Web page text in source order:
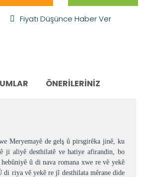
Fiyatı Düşünce Haber Ver
ÖNERILERINIZ
Meryemayê de gelş û pirsgirêka jinê, ku
ji aliyê desthilatê ve hatiye afirandin, bo
û di nava romana xwe re vê yekê
di riya vê yekê re jî desthilata mêrane dide